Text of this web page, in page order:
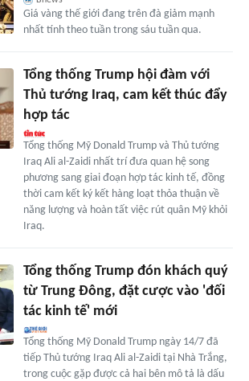
Giá vàng thế giới đang trên đà giảm mạnh
nhất tính theo tuần trong sáu tuần qua.
Tổng thống Trump hội đàm với
Thủ tướng Iraq, cam kết thúc đẩy
hợp tác
Tổng thống Mỹ Donald Trump và Thủ tướng
Iraq Ali al-Zaidi nhất trí đưa quan hệ song
phương sang giai đoạn hợp tác kinh tế, đồng
thời cam kết ký kết hàng loạt thỏa thuận về
năng lượng và hoàn tất việc rút quân Mỹ khỏi
Iraq.
Tổng thống Trump đón khách quý
từ Trung Đông, đặt cược vào 'đối
tác kinh tế' mới
Tổng thống Mỹ Donald Trump ngày 14/7 đã
tiếp Thủ tướng Iraq Ali al-Zaidi tại Nhà Trắng,
trong cuộc gặp được cả hai bên mô tả là dấu